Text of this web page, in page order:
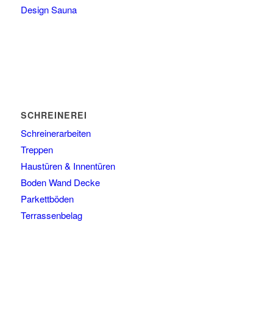
Design Sauna
SCHREINEREI
Schreinerarbeiten
Treppen
Haustüren & Innentüren
Boden Wand Decke
Parkettböden
Terrassenbelag